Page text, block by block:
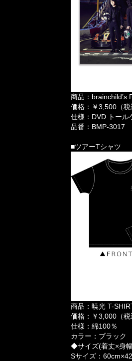
商品：brainchild’s
価格：￥3,500（税
仕様：DVD トール
品番：BMP-3017
■ツアーTシャツ
商品：暁光 T-
価格：￥3,000（税
仕様：綿100％
カラー：ブラック
◆サイズ(着丈×身
Sサイズ：